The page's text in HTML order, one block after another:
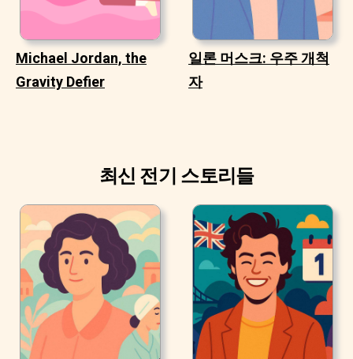
Michael Jordan, the
Gravity Defier
일론 머스크: 우주 개척
자
최신 전기 스토리들